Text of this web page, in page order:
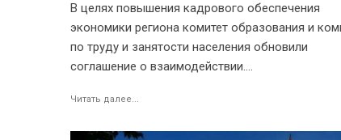
В целях повышения кадрового обеспечения
экономики региона комитет образования и
по труду и занятости населения обновили
соглашение о взаимодействии....
Читать далее...